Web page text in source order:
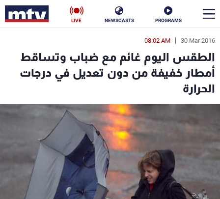
PROGRAMS
NEWSCASTS
LIVE
30 Mar 2016
08:02 AM
الطقس اليوم غائم مع ضباب وتساقط
أمطار خفيفة من دون تعديل في درجات
الحرارة
en
الأخبار
سياسة
فن
منوعات رياضة
كأس العالم